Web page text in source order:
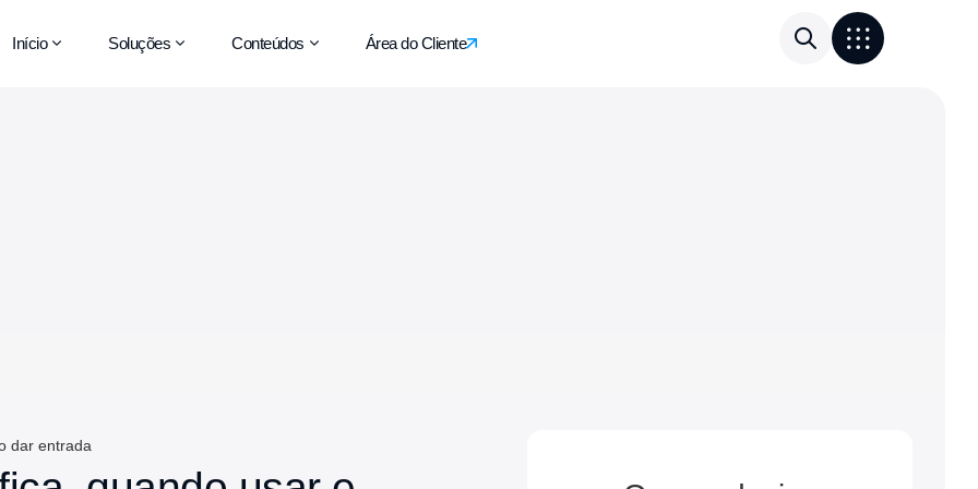
Início Soluções Conteúdos Área do Cliente
dar entrada